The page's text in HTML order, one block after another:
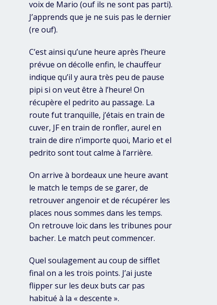
voix de Mario (ouf ils ne sont pas parti).
J’apprends que je ne suis pas le dernier
(re ouf).
C’est ainsi qu’une heure après l’heure
prévue on décolle enfin, le chauffeur
indique qu’il y aura très peu de pause
pipi si on veut être à l’heure! On
récupère el pedrito au passage. La
route fut tranquille, j’étais en train de
cuver, JF en train de ronfler, aurel en
train de dire n’importe quoi, Mario et el
pedrito sont tout calme à l’arrière.
On arrive à bordeaux une heure avant
le match le temps de se garer, de
retrouver angenoir et de récupérer les
places nous sommes dans les temps.
On retrouve loïc dans les tribunes pour
bacher. Le match peut commencer.
Quel soulagement au coup de sifflet
final on a les trois points. J’ai juste
flipper sur les deux buts car pas
habitué à la « descente ».